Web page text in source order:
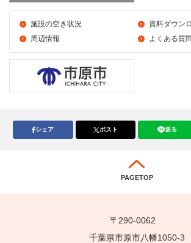
施設の空き状況
資料ダウン
周辺情報
よくある質
シェア ポスト 送る
PAGETOP
〒290-0062
千葉県市原市八幡1050-3